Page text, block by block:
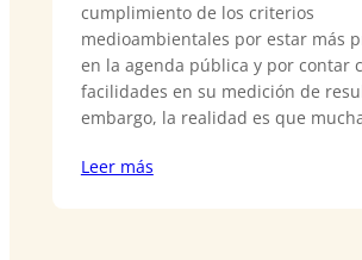
cumplimiento de los criterios
medioambientales por estar más
en la agenda pública y por contar
facilidades en su medición de
embargo, la realidad es que
Leer más